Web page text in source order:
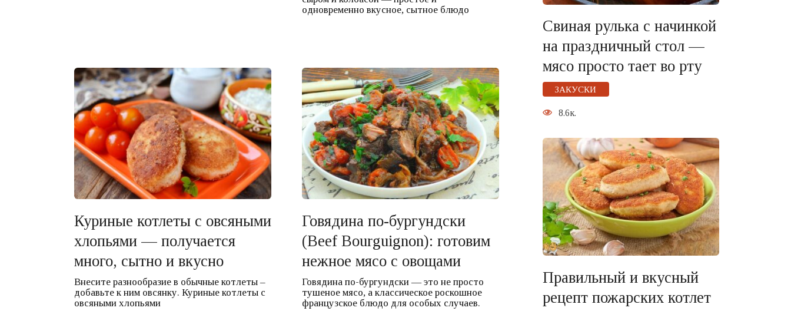
одновременно вкусное, сытное блюдо
Куриные котлеты с овсяными
хлопьями — получается
много, сытно и вкусно
Внесите разнообразие в обычные котлеты –
добавьте к ним овсянку. Куриные котлеты с
овсяными хлопьями
Говядина по-бургундски
(Beef Bourguignon): готовим
нежное мясо с овощами
Говядина по-бургундски — это не просто
тушеное мясо, а классическое роскошное
французское блюдо для особых случаев.
Свиная рулька с начинкой
на праздничный стол —
мясо просто тает во рту
ЗАКУСКИ
8.6к.
Правильный и вкусный
рецепт пожарских котлет